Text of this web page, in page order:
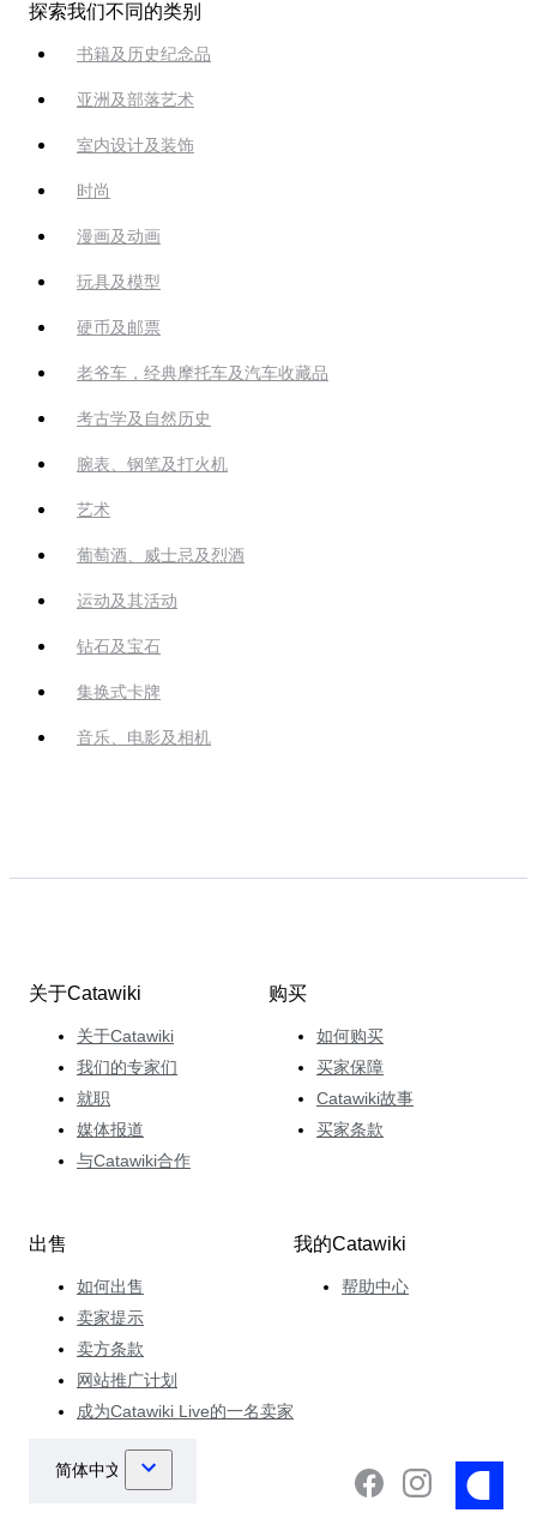
探索我们不同的类别
书籍及历史纪念品
亚洲及部落艺术
室内设计及装饰
时尚
漫画及动画
玩具及模型
硬币及邮票
老爷车，经典摩托车及汽车收藏品
考古学及自然历史
腕表、钢笔及打火机
艺术
葡萄酒、威士忌及烈酒
运动及其活动
钻石及宝石
集换式卡牌
音乐、电影及相机
关于Catawiki
关于Catawiki
我们的专家们
就职
媒体报道
与Catawiki合作
购买
如何购买
买家保障
Catawiki故事
买家条款
出售
如何出售
卖家提示
卖方条款
网站推广计划
成为Catawiki Live的一名卖家
我的Catawiki
帮助中心